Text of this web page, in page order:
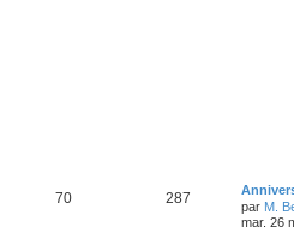
70 287
par M.
mar. 26